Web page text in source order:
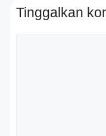
Tinggalkan